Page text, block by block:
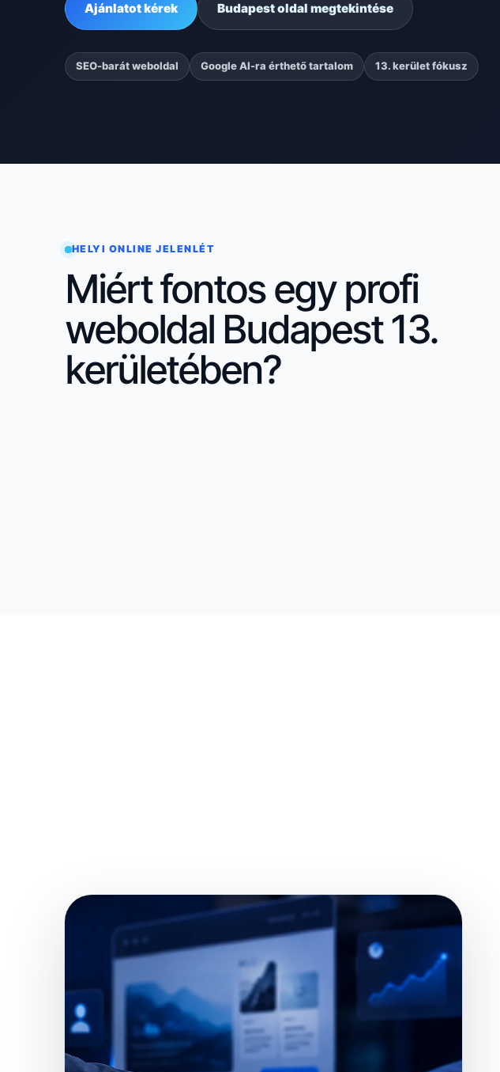
Ajánlatot kérek Budapest oldal megtekintése
SEO-barát weboldal Google AI-ra érthető tartalom 13. kerület fókusz
HELYI ONLINE JELENLÉT
Miért fontos egy profi
weboldal Budapest 13.
kerületében?